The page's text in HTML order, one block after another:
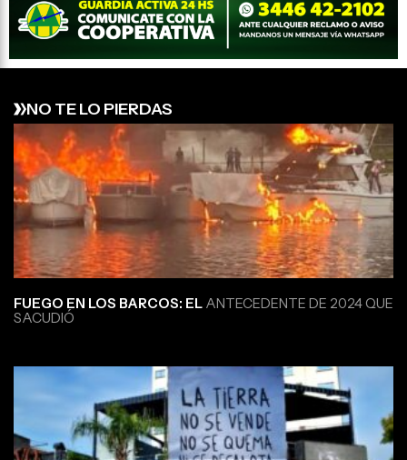
NO TE LO PIERDAS
FUEGO EN LOS BARCOS: EL ANTECEDENTE DE 2024 QUE
SACUDIÓ